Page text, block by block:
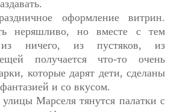
оформление витрин.
неряшливо, но вместе с тем
ничего, из пустяков, из
получается что-то очень
которые дарят дети, сделаны
и со вкусом.
Марселя тянутся палатки с